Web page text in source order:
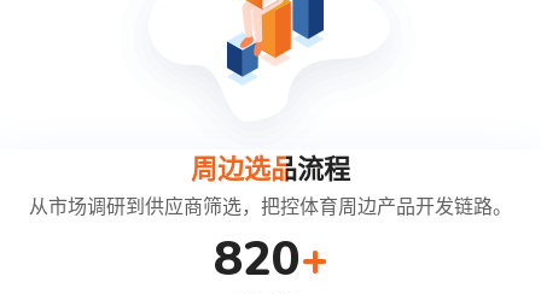
周边选品流程
从市场调研到供应商筛选，把控体育周边产品开发链路。
820+